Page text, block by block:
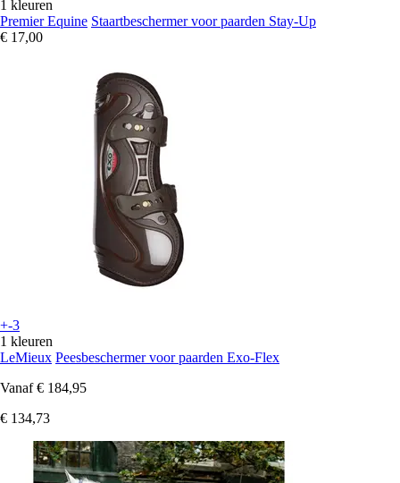
1 kleuren
Premier Equine Staartbeschermer voor paarden Stay-Up
€ 17,00
+-3
1 kleuren
LeMieux Peesbeschermer voor paarden Exo-Flex
Vanaf € 184,95
€ 134,73